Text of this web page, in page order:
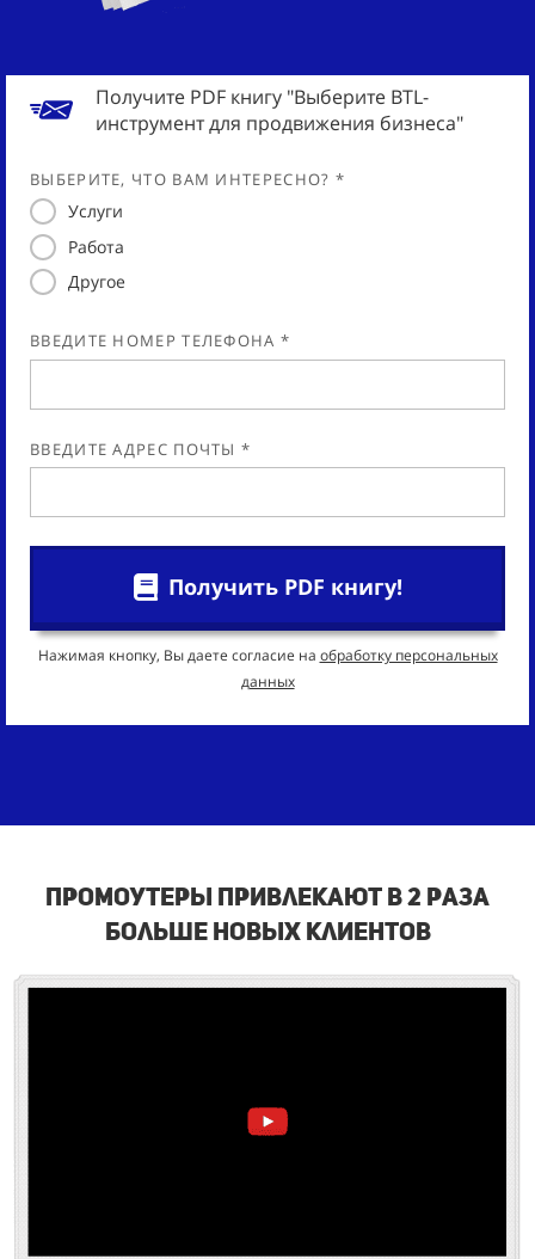
Получите PDF книгу "Выберите BTL-
инструмент для продвижения бизнеса"
ВЫБЕРИТЕ, ЧТО ВАМ ИНТЕРЕСНО? *
Услуги
Работа
Другое
ВВЕДИТЕ НОМЕР ТЕЛЕФОНА *
ВВЕДИТЕ АДРЕС ПОЧТЫ *
Получить PDF книгу!
Нажимая кнопку, Вы даете согласие на обработку персональных
данных
промоутеры привлекают в 2 раза
больше новых клиентов